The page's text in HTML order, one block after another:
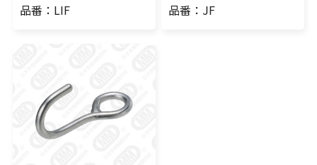
品番：LIF
品番：JF